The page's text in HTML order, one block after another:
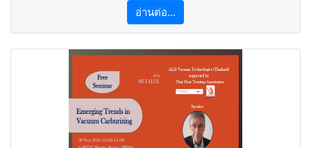
อ่านต่อ...